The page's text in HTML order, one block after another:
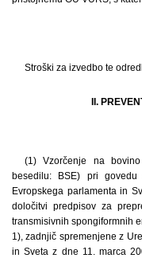
Stroški za izvedbo te
II.
(1) Vzorčenje na
besedilu: BSE) pri
Evropskega parlamenta in
določitvi predpisov za
transmisivnih spongiformnih
1), zadnjič spremenjene z
in Sveta z dne 11. marca